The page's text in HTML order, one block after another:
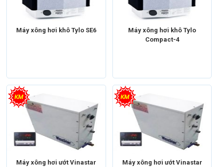
Máy xông hơi khô Tylo SE6
Thương hiệu
Máy xông hơi Tylo
Máy xông hơi khô Tylo
Compact-4
Thương hiệu
Máy xông hơi Tylo
Máy xông hơi ướt Vinastar
Máy xông hơi Máy xông hơi ướt
Máy xông hơi ướt Vinastar
Máy xông hơi Máy xông hơi ướt